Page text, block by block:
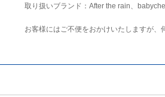
取り扱いブランド：After the rain、
お客様にはご不便をおかけいたしますが、